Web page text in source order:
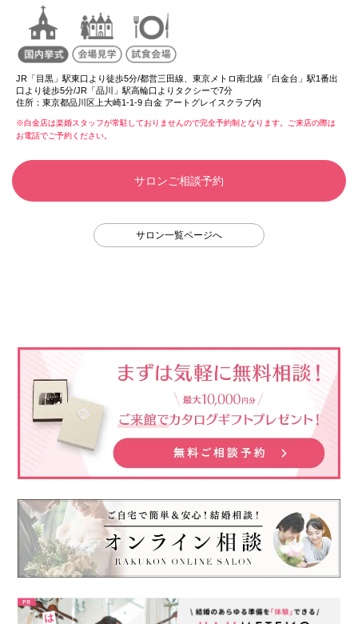
JR「目黒」駅東口より徒歩5分/都営三田線、東京メトロ南北線「白金台」駅1番出
口より徒歩5分/JR「品川」駅高輪口よりタクシーで7分
住所： 東京都品川区上大崎1-1-9 白金 アートグレイスクラブ内
※白金店は楽婚スタッフが常駐しておりませんので完全予約制となります。ご来店の際は
お電話でご予約ください。
サロンご相談予約
サロン一覧ページへ